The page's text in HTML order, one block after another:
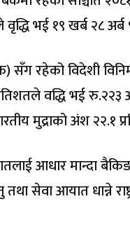
भई १९ खर्ब २८
सँग रहेको विदेशी
वद्धि भई
मुद्राको अंश २२.१
आधार मान्दा
सेवा आयात धान्ने